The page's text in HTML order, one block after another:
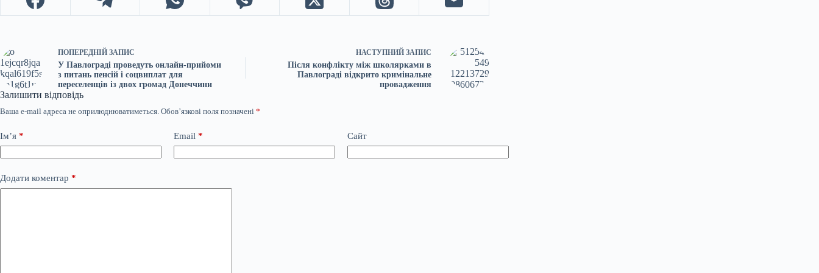
ПОПЕРЕДНІЙ ЗАПИС
У Павлограді проведуть онлайн-прийоми
з питань пенсій і соцвиплат для
переселенців із двох громад Донеччини
НАСТУПНИЙ ЗАПИС
Після конфлікту між школярками в
Павлограді відкрито кримінальне
провадження
Залишити відповідь
Ваша e-mail адреса не оприлюднюватиметься. Обов’язкові поля позначені *
Ім’я * Email * Сайт
Додати коментар *